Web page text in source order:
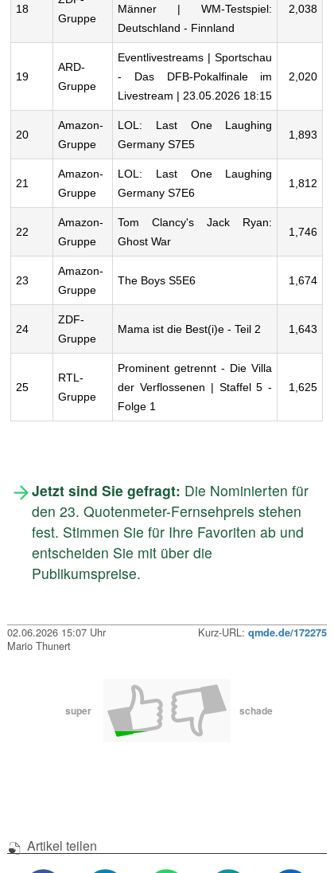
18
Gruppe
Männer | WM-Testspiel:
Deutschland - Finnland
2,038
19
ARD-
Gruppe
Eventlivestreams | Sportschau
- Das DFB-Pokalfinale im
Livestream | 23.05.2026 18:15
2,020
20
Amazon-
Gruppe
LOL: Last One Laughing
Germany S7E5
1,893
21
Amazon-
Gruppe
LOL: Last One Laughing
Germany S7E6
1,812
22
Amazon-
Gruppe
Tom Clancy's Jack Ryan:
Ghost War
1,746
23
Amazon-
Gruppe
The Boys S5E6 1,674
24
ZDF-
Gruppe
Mama ist die Best(i)e - Teil 2 1,643
25
RTL-
Gruppe
Prominent getrennt - Die Villa
der Verflossenen | Staffel 5 -
Folge 1
1,625
Jetzt sind Sie gefragt: Die Nominierten für
den 23. Quotenmeter-Fernsehpreis stehen
fest. Stimmen Sie für Ihre Favoriten ab und
entscheiden Sie mit über die
Publikumspreise.
02.06.2026 15:07 Uhr Kurz-URL: qmde.de/172275
Mario Thunert
super schade
Artikel teilen